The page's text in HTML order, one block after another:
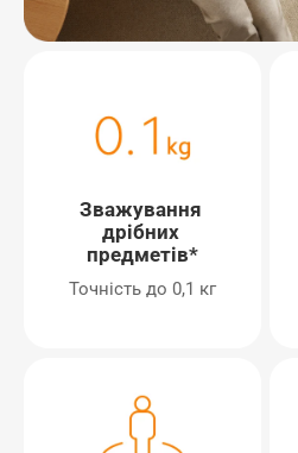
Зважування
дрібних
предметів*
Точність до 0,1 кг